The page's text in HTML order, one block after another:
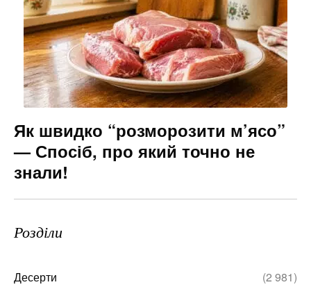
Як швидко “розморозити м’ясо”
— Спосіб, про який точно не
знали!
Розділи
Десерти
(2 981)